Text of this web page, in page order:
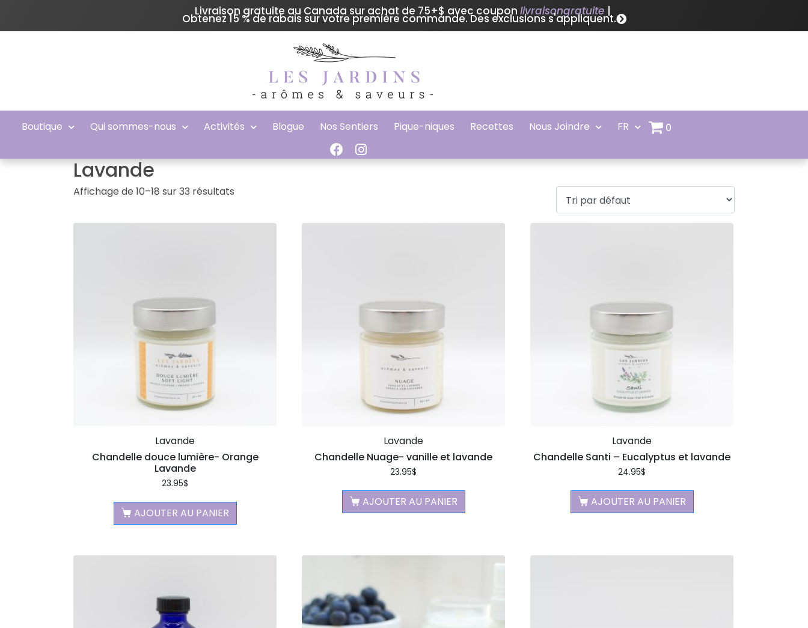
Livraison gratuite au Canada sur achat de 75+$ avec coupon livraisongratuite |
Obtenez 15 % de rabais sur votre première commande. Des exclusions s'appliquent.
Boutique Qui sommes-nous Activités Blogue Nos Sentiers Pique-niques Recettes Nous Joindre FR 0
Lavande
Affichage de 10–18 sur 33 résultats
Lavande
Chandelle douce lumière- Orange
Lavande
23.95$
AJOUTER AU PANIER
Lavande
Chandelle Nuage- vanille et lavande
23.95$
AJOUTER AU PANIER
Lavande
Chandelle Santi – Eucalyptus et lavande
24.95$
AJOUTER AU PANIER